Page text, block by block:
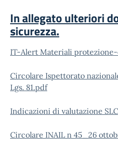
In allegato ulteriori
sicurezza.
IT-Alert Materiali
Circolare Ispettorato
Lgs. 81.pdf
Indicazioni di valutazione
Circolare INAIL n 45_26